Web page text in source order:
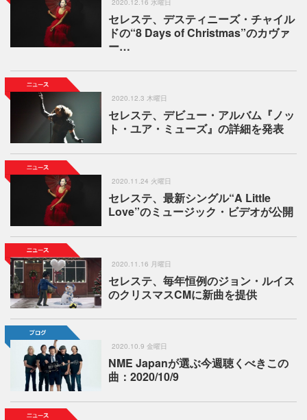
2020.12.16 水曜日
セレステ、デスティニーズ・チャイル
ドの“8 Days of Christmas”のカヴァ
ー…
2020.12.3 木曜日
セレステ、デビュー・アルバム『ノッ
ト・ユア・ミューズ』の詳細を発表
2020.11.24 火曜日
セレステ、最新シングル“A Little
Love”のミュージック・ビデオが公開
2020.11.16 月曜日
セレステ、毎年恒例のジョン・ルイス
のクリスマスCMに新曲を提供
2020.10.9 金曜日
NME Japanが選ぶ今週聴くべきこの
曲：2020/10/9